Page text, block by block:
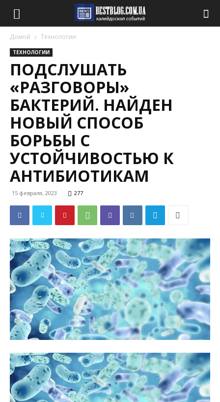
Домой Технологии
ТЕХНОЛОГИИ
ПОДСЛУШАТЬ
«РАЗГОВОРЫ»
БАКТЕРИЙ. НАЙДЕН
НОВЫЙ СПОСОБ
БОРЬБЫ С
УСТОЙЧИВОСТЬЮ К
АНТИБИОТИКАМ
15 февраля, 2023 277